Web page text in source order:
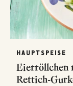
HAUPTSPEISE
Eierröllchen
Rettich-